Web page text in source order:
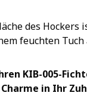
des Hockers
feuchten Tuch
KIB-005-
in Ihr